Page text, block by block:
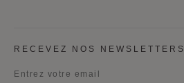
RECEVEZ NOS NEWSLETTERS